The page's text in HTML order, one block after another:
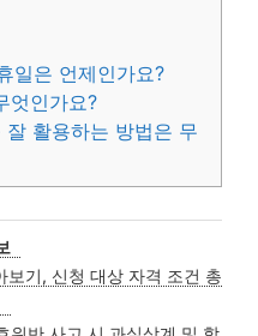
일은 언제인가요?
엇인가요?
활용하는 방법은 무
보기, 신청 대상 자격 조건 총